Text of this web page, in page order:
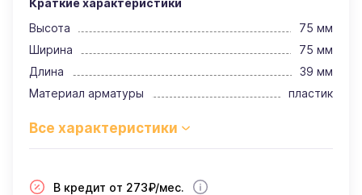
Краткие характеристики
Высота
75 мм
Ширина
75 мм
Длина
39 мм
Материал арматуры
пластик
В кредит от 273₽/мес.